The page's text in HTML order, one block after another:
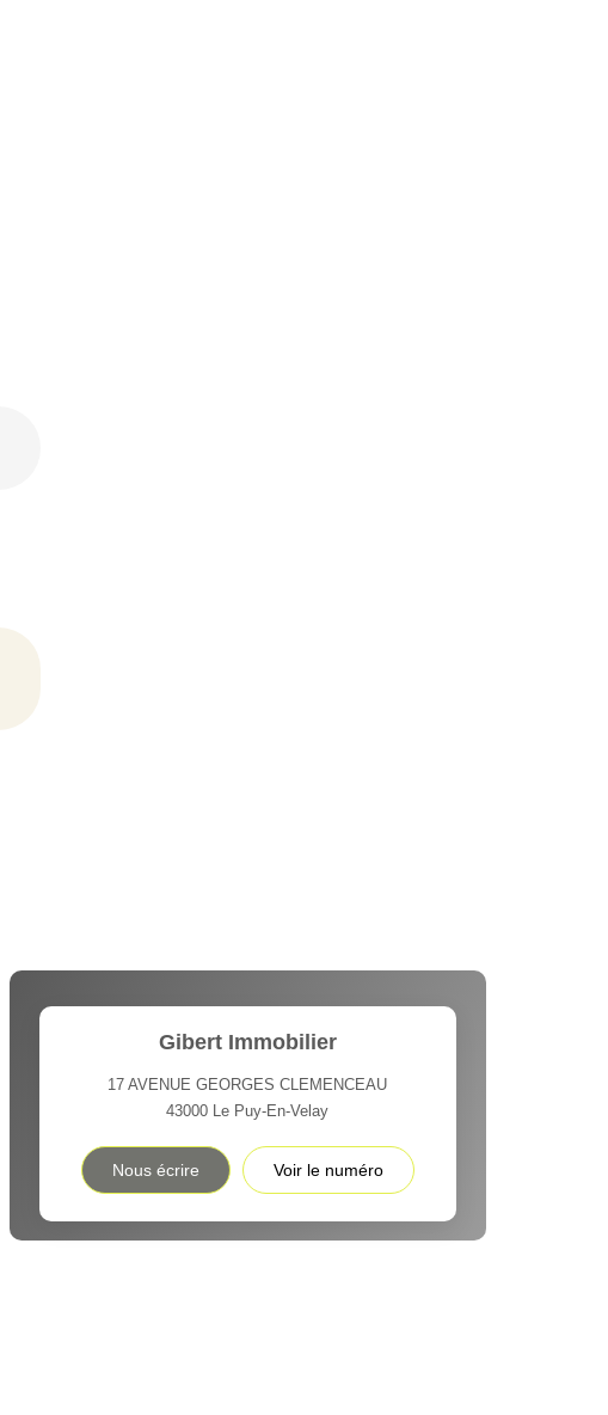
Gibert Immobilier
17 AVENUE GEORGES CLEMENCEAU
43000 Le Puy-En-Velay
Nous écrire Voir le numéro